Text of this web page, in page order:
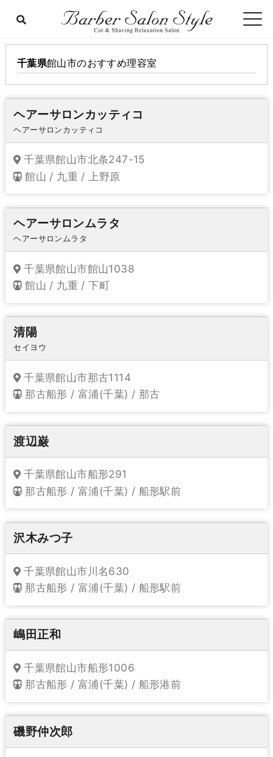
千葉県館山市のおすすめ理容室
ヘアーサロンカッティコ
ヘアーサロンカッティコ
千葉県館山市北条247-15
館山 / 九重 / 上野原
ヘアーサロンムラタ
ヘアーサロンムラタ
千葉県館山市館山1038
館山 / 九重 / 下町
清陽
セイヨウ
千葉県館山市那古1114
那古船形 / 富浦(千葉) / 那古
渡辺巌
千葉県館山市船形291
那古船形 / 富浦(千葉) / 船形駅前
沢木みつ子
千葉県館山市川名630
那古船形 / 富浦(千葉) / 船形駅前
嶋田正和
千葉県館山市船形1006
那古船形 / 富浦(千葉) / 船形港前
磯野仲次郎